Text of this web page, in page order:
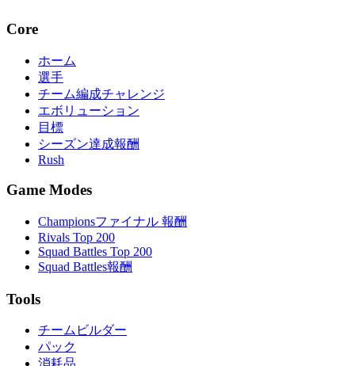
Core
ホーム
選手
チーム編成チャレンジ
エボリューション
目標
シーズン達成報酬
Rush
Game Modes
Championsファイナル 報酬
Rivals Top 200
Squad Battles Top 200
Squad Battles報酬
Tools
チームビルダー
パック